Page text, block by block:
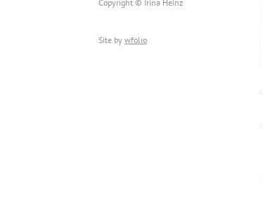
Copyright © Irina Heinz
Site by wfolio